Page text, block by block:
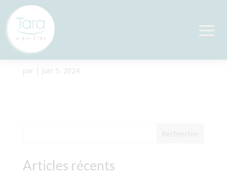
Pers âgée, handicapée,
alitée
par | Juin 5, 2024
Rechercher
Articles récents